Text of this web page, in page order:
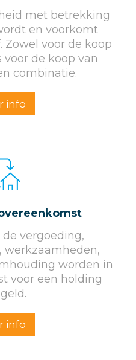
met betrekking
en voorkomt
Zowel voor de koop
de koop van
combinatie.
info
vergoeding,
werkzaamheden,
worden in
voor een holding
info